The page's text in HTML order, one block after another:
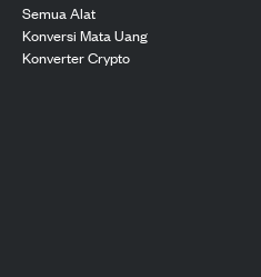
Semua Alat
Konversi Mata Uang
Konverter Crypto